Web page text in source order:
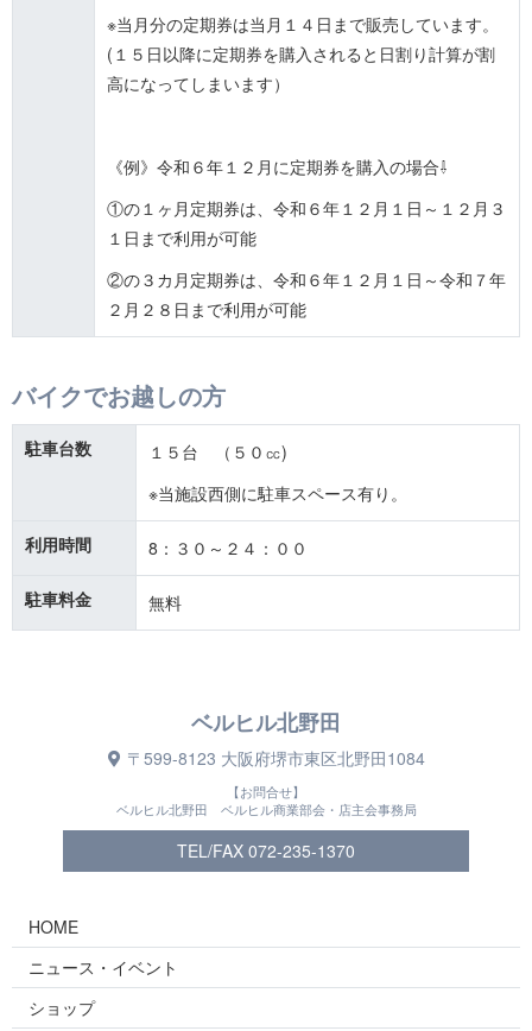
※当月分の定期券は当月１４日まで販売しています。
(１５日以降に定期券を購入されると日割り計算が割
高になってしまいます）
《例》令和６年１２月に定期券を購入の場合⇩
①の１ヶ月定期券は、令和６年１２月１日～１２月３
１日まで利用が可能
②の３カ月定期券は、令和６年１２月１日～令和７年
２月２８日まで利用が可能
バイクでお越しの方
駐車台数
１５台 （５０㏄)
※当施設西側に駐車スペース有り。
利用時間 8：３０～２４：００
駐車料金 無料
ベルヒル北野田
〒599-8123 大阪府堺市東区北野田1084
【お問合せ】
ベルヒル北野田 ベルヒル商業部会・店主会事務局
TEL/FAX 072-235-1370
HOME
ニュース・イベント
ショップ